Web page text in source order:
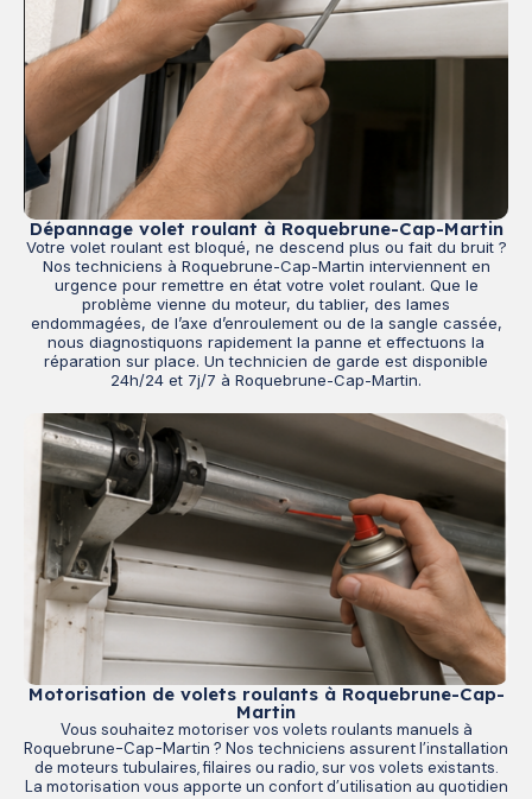
Dépannage volet roulant à Roquebrune-Cap-Martin
Votre volet roulant est bloqué, ne descend plus ou fait du bruit ?
Nos techniciens à Roquebrune-Cap-Martin interviennent en
urgence pour remettre en état votre volet roulant. Que le
problème vienne du moteur, du tablier, des lames
endommagées, de l’axe d’enroulement ou de la sangle cassée,
nous diagnostiquons rapidement la panne et effectuons la
réparation sur place. Un technicien de garde est disponible
24h/24 et 7j/7 à Roquebrune-Cap-Martin.
Motorisation de volets roulants à Roquebrune-Cap-
Martin
Vous souhaitez motoriser vos volets roulants manuels à
Roquebrune-Cap-Martin ? Nos techniciens assurent l’installation
de moteurs tubulaires, filaires ou radio, sur vos volets existants.
La motorisation vous apporte un confort d’utilisation au quotidien